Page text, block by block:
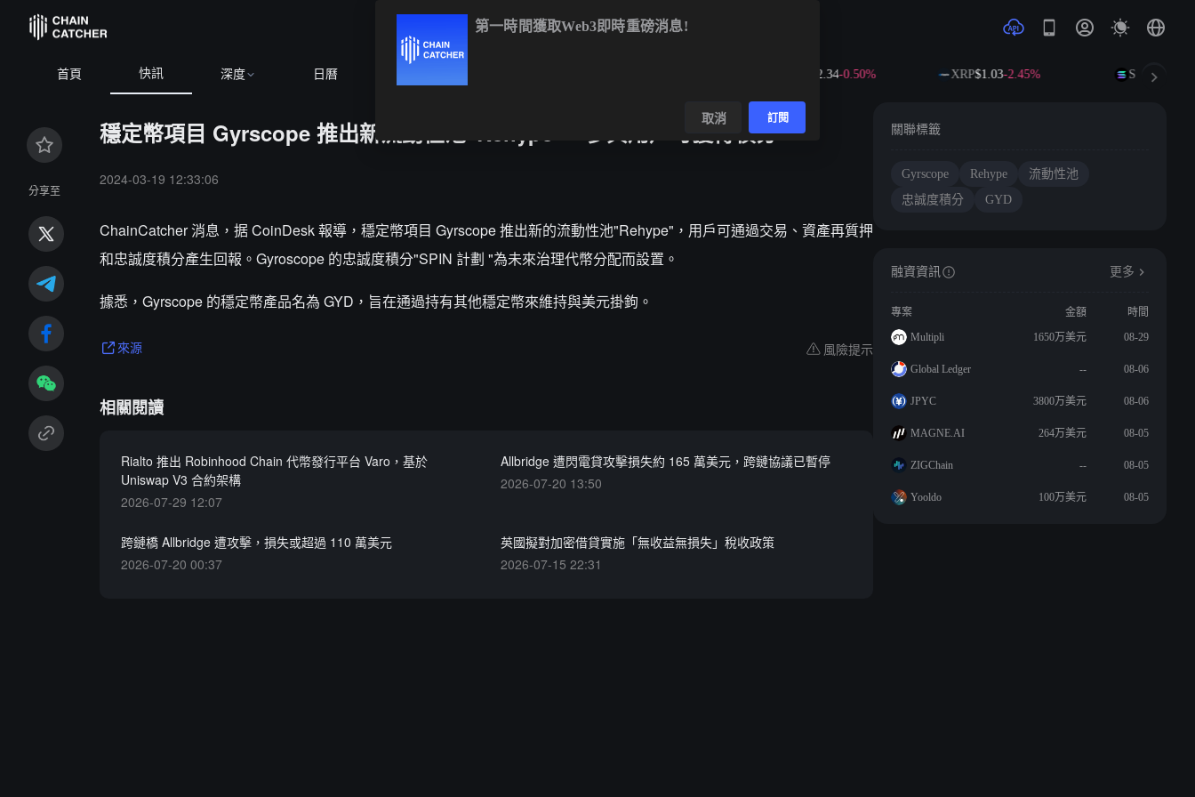
首頁 快訊 深度 日曆 $592.34-0.50% XRP$1.03-2.45% SOL $72.56
分享至
穩定幣項目 Gyrscope 推出新流動性池“Rehype”，參與用戶可獲得積分
2024-03-19 12:33:06
ChainCatcher 消息，据 CoinDesk 報導，穩定幣項目 Gyrscope 推出新的流動性池"Rehype"，用戶可通過交易、資產再質押
和忠誠度積分產生回報。Gyroscope 的忠誠度積分"SPIN 計劃 "為未來治理代幣分配而設置。
據悉，Gyrscope 的穩定幣產品名為 GYD，旨在通過持有其他穩定幣來維持與美元掛鉤。
來源 風險提示
相關閱讀
Rialto 推出 Robinhood Chain 代幣發行平台 Varo，基於
Uniswap V3 合約架構
2026-07-29 12:07
Allbridge 遭閃電貸攻擊損失約 165 萬美元，跨鏈協議已暫停
2026-07-20 13:50
跨鏈橋 Allbridge 遭攻擊，損失或超過 110 萬美元
2026-07-20 00:37
英國擬對加密借貸實施「無收益無損失」稅收政策
2026-07-15 22:31
關聯標籤
Gyrscope Rehype
流動性池
忠誠度積分
GYD
融資資訊 更多
專案 金額
時間
Multipli
1650万美元 08-29
Global Ledger -- 08-06
JPYC 3800万美元 08-06
MAGNE.AI 264万美元 08-05
ZIGChain -- 08-05
Yooldo 100万美元 08-05
第一時間獲取Web3即時重磅消息!
取消 訂閱